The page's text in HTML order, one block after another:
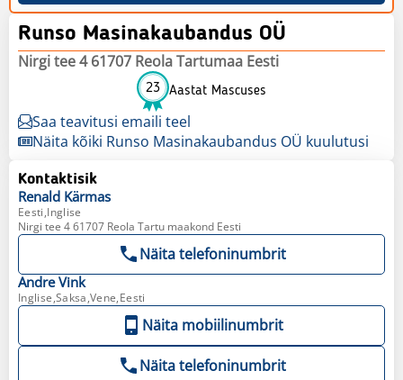
Runso Masinakaubandus OÜ
Nirgi tee 4 61707 Reola Tartumaa Eesti
23 Aastat Mascuses
Saa teavitusi emaili teel
Näita kõiki Runso Masinakaubandus OÜ kuulutusi
Kontaktisik
Renald Kärmas
Eesti,Inglise
Nirgi tee 4 61707 Reola Tartu maakond Eesti
Näita telefoninumbrit
Andre Vink
Inglise,Saksa,Vene,Eesti
Näita mobiilinumbrit
Näita telefoninumbrit